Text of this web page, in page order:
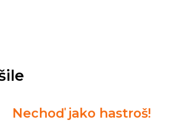
Nechoď jako hastroš!